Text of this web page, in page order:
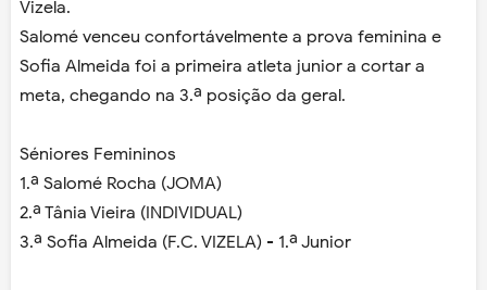
Vizela.
Salomé venceu confortávelmente a prova feminina e
Sofia Almeida foi a primeira atleta junior a cortar a
meta, chegando na 3.ª posição da geral.
Séniores Femininos
1.ª Salomé Rocha (JOMA)
2.ª Tânia Vieira (INDIVIDUAL)
3.ª Sofia Almeida (F.C. VIZELA) - 1.ª Junior